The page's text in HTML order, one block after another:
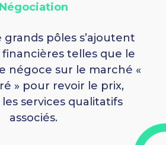
Négociation
pôles s’ajoutent
financières telles que le
négoce sur le marché «
» pour revoir le prix,
les services qualitatifs
associés.